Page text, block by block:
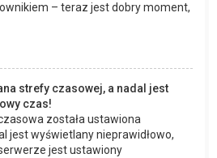
– teraz jest dobry moment,
strefy czasowej, a nadal jest
czas!
została ustawiona
jest wyświetlany nieprawidłowo,
jest ustawiony